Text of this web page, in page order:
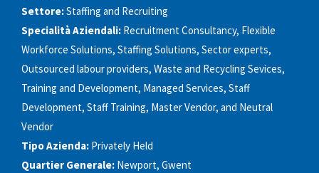
Settore:Staffing and Recruiting
Specialità Aziendali: Recruitment Consultancy, Flexible
Workforce Solutions, Staffing Solutions, Sector experts,
Outsourced labour providers, Waste and Recycling Sevices,
Training and Development, Managed Services, Staff
Development, Staff Training, Master Vendor, and Neutral
Vendor
Tipo Azienda: Privately Held
Quartier Generale: Newport, Gwent